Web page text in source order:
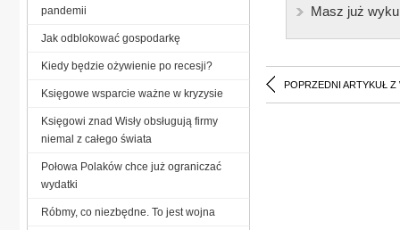
Masz już
POPRZEDNI ARTYKUŁ Z
pandemii
Jak odblokować gospodarkę
Kiedy będzie ożywienie po recesji?
Księgowe wsparcie ważne w kryzysie
Księgowi znad Wisły obsługują firmy
niemal z całego świata
Połowa Polaków chce już ograniczać
wydatki
Róbmy, co niezbędne. To jest wojna